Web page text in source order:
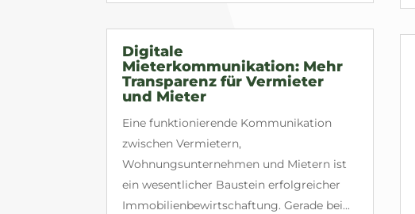
Digitale
Mieterkommunikation: Mehr
Transparenz für Vermieter
und Mieter
Eine funktionierende Kommunikation
zwischen Vermietern,
Wohnungsunternehmen und Mietern ist
ein wesentlicher Baustein erfolgreicher
Immobilienbewirtschaftung. Gerade bei...